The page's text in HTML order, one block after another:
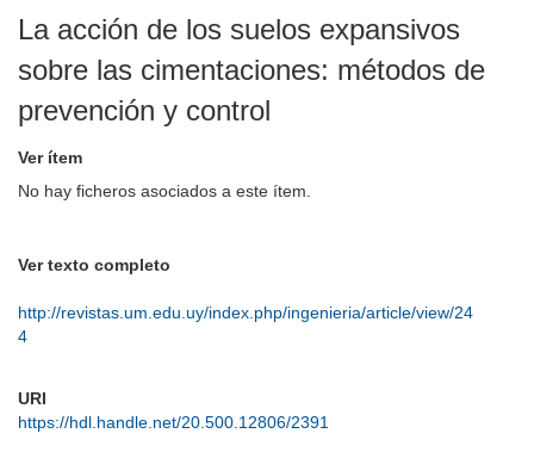
La acción de los suelos expansivos
sobre las cimentaciones: métodos de
prevención y control
Ver ítem
No hay ficheros asociados a este ítem.
Ver texto completo
http://revistas.um.edu.uy/index.php/ingenieria/article/view/24
4
URI
https://hdl.handle.net/20.500.12806/2391